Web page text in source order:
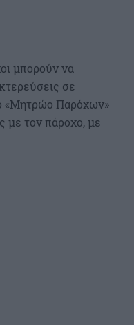
μπορούν να
σε
«Μητρώο Παρόχων»
με τον πάροχο, με